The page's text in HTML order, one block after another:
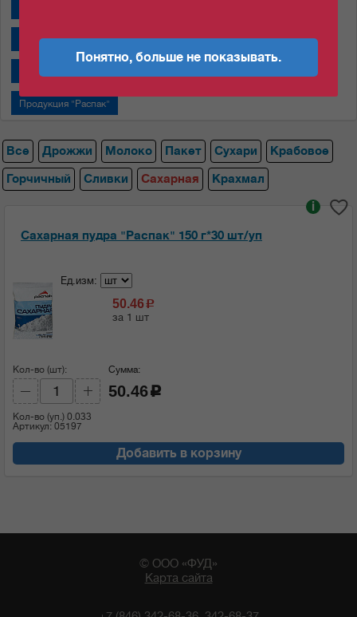
Молоко сгущенное "Алексеевское"
Молоко сгущенное "Назаровский МКК"
Продукция "Распак"
Все Дрожжи Молоко Пакет Сухари
Крабовое
Горчичный
Сливки Сахарная Крахмал
Сахарная пудра "Распак" 150 г*30 шт/уп
i
Ед.изм:
50.46 c
за 1 шт
Кол-во (шт):
Кол-во (уп.) 0.033
Артикул: 05197
Сумма:
50.46 c
Добавить в корзину
© ООО «ФУД»
Карта сайта
Понятно, больше не показывать.